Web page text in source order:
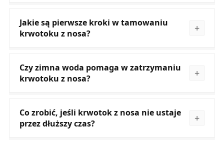
Jakie są pierwsze kroki w tamowaniu
krwotoku z nosa?
Czy zimna woda pomaga w zatrzymaniu
krwotoku z nosa?
Co zrobić, jeśli krwotok z nosa nie ustaje
przez dłuższy czas?